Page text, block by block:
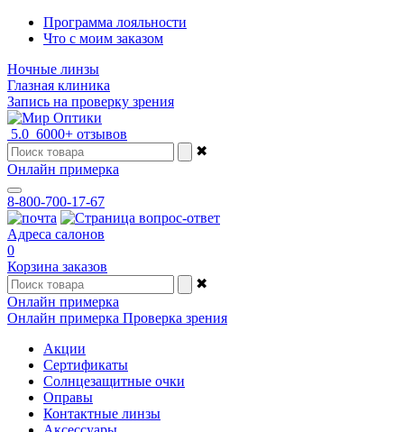
Программа лояльности
Что с моим заказом
Ночные линзы
Глазная клиника
Запись на проверку зрения
5.0 6000+ отзывов
✖
Онлайн примерка
8-800-700-17-67
Адреса салонов
0
Корзина заказов
✖
Онлайн примерка
Онлайн примерка Проверка зрения
Акции
Сертификаты
Солнцезащитные очки
Оправы
Контактные линзы